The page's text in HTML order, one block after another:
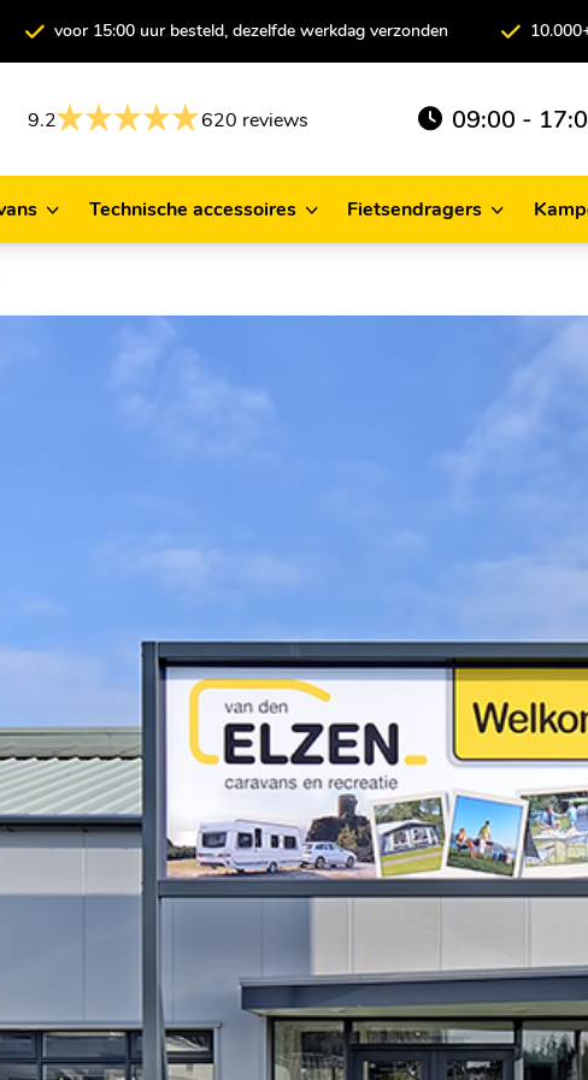
voor 15:00 uur besteld, dezelfde werkdag verzonden
9.2 620 reviews 09:00 -
Technische accessoires
Fietsendragers